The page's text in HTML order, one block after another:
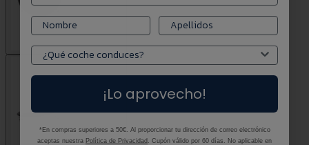
¡Lo aprovecho!
*En compras superiores a 50€. Al proporcionar tu dirección de correo electrónico
aceptas nuestra Política de Privacidad . Cupón válido por 60 días. No aplicable en